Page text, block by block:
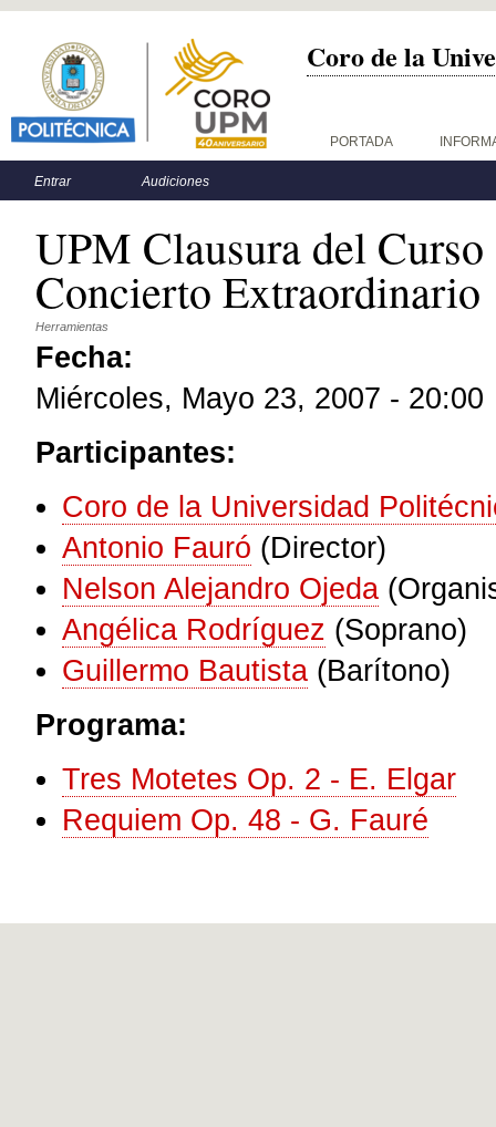
Coro de la
Menú principal PORTADA
Menú secundario
Entrar Audiciones
UPM Clausura del
Concierto Extraordinario
Herramientas
Fecha:
Miércoles, Mayo 23, 2007 - 20:00
Participantes:
Coro de la Universidad
Antonio Fauró (Director)
Nelson Alejandro Ojeda
Angélica Rodríguez (Soprano)
Guillermo Bautista (Barítono)
Programa:
Tres Motetes Op. 2 - E. Elgar
Requiem Op. 48 - G. Fauré